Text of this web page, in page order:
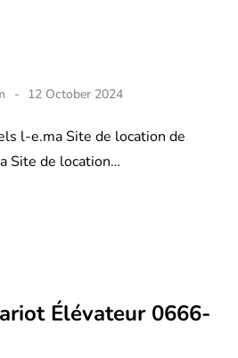
12 October 2024
l-e.ma Site de location de
Site de location…
Élévateur 0666-